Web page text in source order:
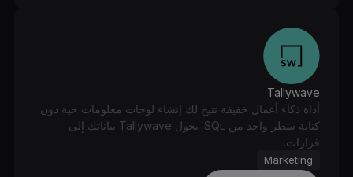
Tallywave
أداة ذكاء أعمال خفيفة تتيح لك إنشاء لوحات معلومات حية دون
كتابة سطر واحد من SQL. يحول Tallywave بياناتك إلى
قرارات.
Marketing